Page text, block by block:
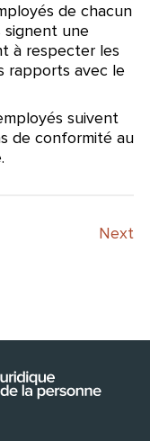
de chacun
signent une
à respecter les
rapports avec le
suivent
de conformité au
Next